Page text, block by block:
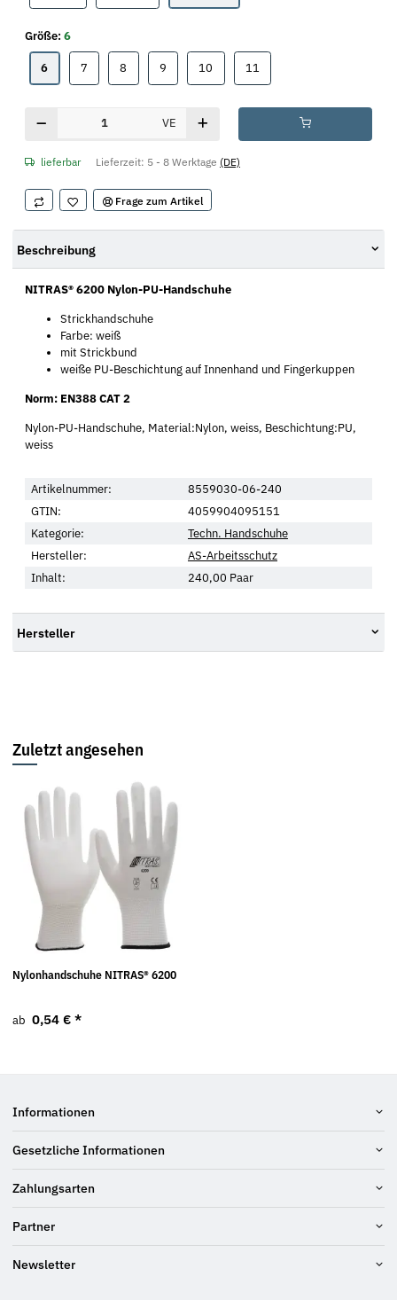
Größe: 6
66 77 8 99 10 11
VE
lieferbar Lieferzeit: 5 - 8 Werktage (DE)
Frage zum Artikel
Beschreibung
NITRAS® 6200 Nylon-PU-Handschuhe
Strickhandschuhe
Farbe: weiß
mit Strickbund
weiße PU-Beschichtung auf Innenhand und Fingerkuppen
Norm: EN388 CAT 2
Nylon-PU-Handschuhe, Material:Nylon, weiss, Beschichtung:PU,
weiss
Artikelnummer:
8559030-06-240
GTIN:
4059904095151
Kategorie:
Techn. Handschuhe
Hersteller:
AS-Arbeitsschutz
Inhalt:
240,00 Paar
Hersteller
Zuletzt angesehen
Nylonhandschuhe NITRAS® 6200
ab 0,54 € *
Informationen
Gesetzliche Informationen
Zahlungsarten
Partner
Newsletter